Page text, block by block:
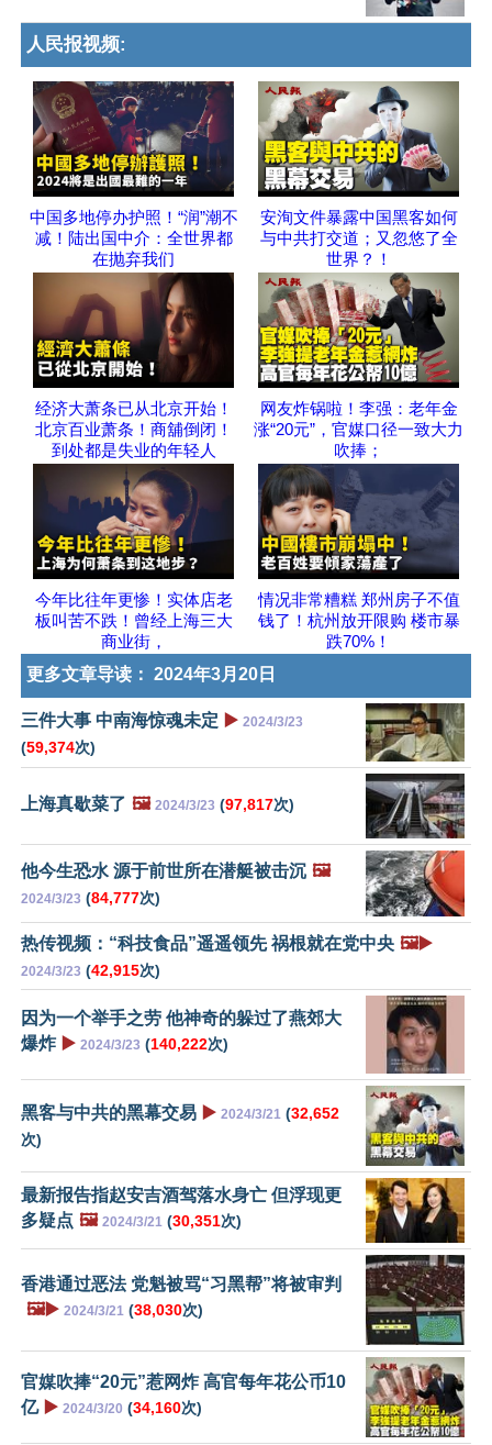
人民报视频:
中国多地停办护照！“润”潮不
减！陆出国中介：全世界都
在抛弃我们
安洵文件暴露中国黑客如何
与中共打交道；又忽悠了全
世界？！
经济大萧条已从北京开始！
北京百业萧条！商舖倒闭！
到处都是失业的年轻人
网友炸锅啦！李强：老年金
涨“20元”，官媒口径一致大力
吹捧；
今年比往年更惨！实体店老
板叫苦不跌！曾经上海三大
商业街，
情况非常糟糕 郑州房子不值
钱了！杭州放开限购 楼市暴
跌70%！
更多文章导读： 2024年3月20日
三件大事 中南海惊魂未定 ▶️ 2024/3/23
(59,374次)
上海真歇菜了 🖼️ 2024/3/23 (97,817次)
他今生恐水 源于前世所在潜艇被击沉 🖼️
2024/3/23 (84,777次)
热传视频：“科技食品”遥遥领先 祸根就在党中央 🖼️▶️
2024/3/23 (42,915次)
因为一个举手之劳 他神奇的躲过了燕郊大
爆炸 ▶️ 2024/3/23 (140,222次)
黑客与中共的黑幕交易 ▶️ 2024/3/21 (32,652
次)
最新报告指赵安吉酒驾落水身亡 但浮现更
多疑点 🖼️ 2024/3/21 (30,351次)
香港通过恶法 党魁被骂“习黑帮”将被审判
🖼️▶️ 2024/3/21 (38,030次)
官媒吹捧“20元”惹网炸 高官每年花公币10
亿 ▶️ 2024/3/20 (34,160次)